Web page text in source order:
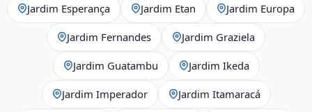
Jardim Esperança Jardim Etan Jardim Europa
Jardim Fernandes Jardim Graziela
Jardim Guatambu Jardim Ikeda
Jardim Imperador Jardim Itamaracá